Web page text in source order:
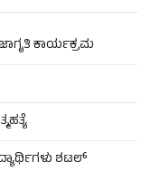
ಕಾರ್ಯಕ್ರಮ
ಶಟಲ್